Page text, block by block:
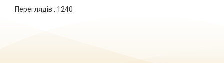
Переглядів : 1240